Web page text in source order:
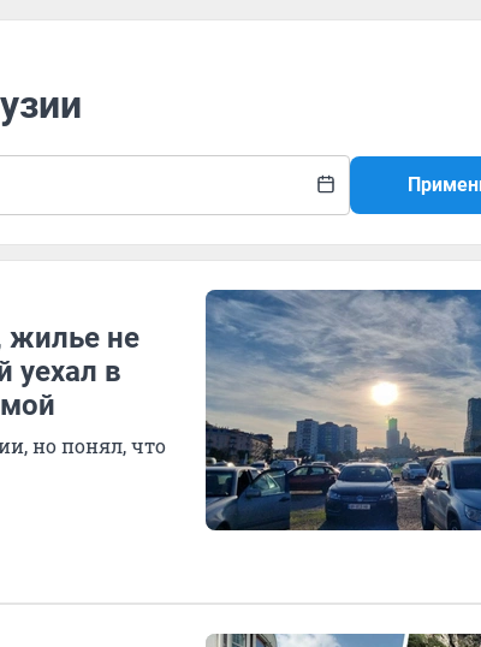
жилье не
уехал в
но понял, что